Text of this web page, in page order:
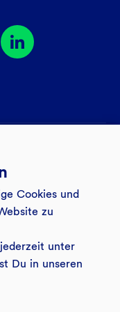
Cookies und
zu
unter
Du in unseren